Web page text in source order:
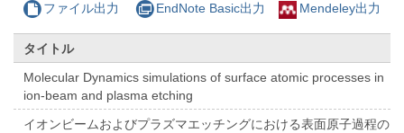
ファイル出力 EndNote Basic出力 Mendeley出力
タイトル
Molecular Dynamics simulations of surface atomic processes in
ion-beam and plasma etching
イオンビームおよびプラズマエッチングにおける表面原子過程の